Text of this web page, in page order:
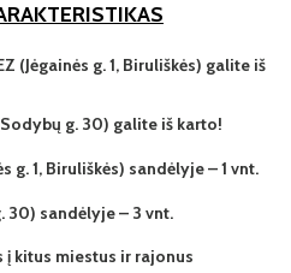
(Jėgainės g. 1, Biruliškės) galite iš
g. 30) galite iš karto!
g. 1, Biruliškės) sandėlyje – 1 vnt.
30) sandėlyje – 3 vnt.
į kitus miestus ir rajonus